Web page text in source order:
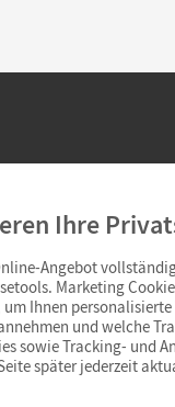
Ihre
Angebot
Marketing
Ihnen
und welche
sowie Tracking- und
später jederzeit